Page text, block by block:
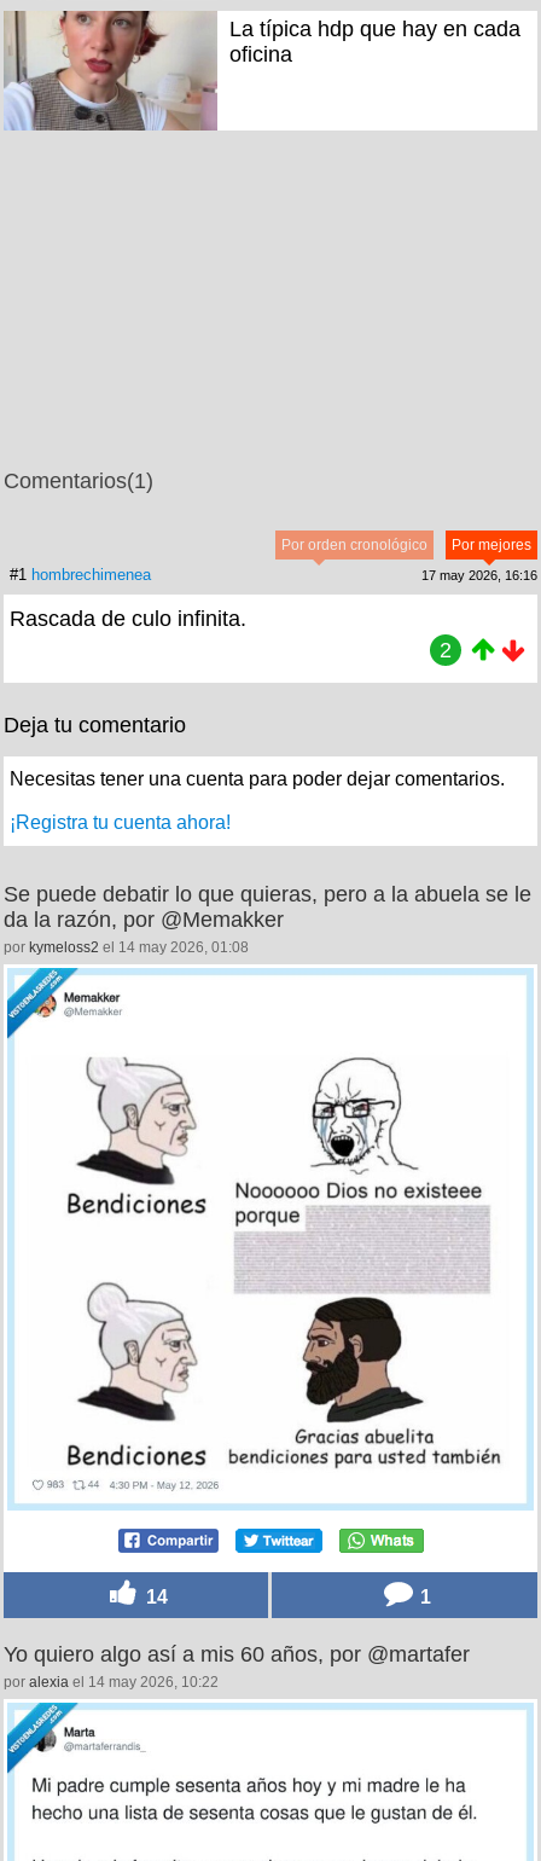
La típica hdp que hay en cada
oficina
Comentarios(1)
Por mejores
Por orden cronológico
#1 hombrechimenea 17 may 2026, 16:16
Rascada de culo infinita.
2
Deja tu comentario
Necesitas tener una cuenta para poder dejar comentarios.
¡Registra tu cuenta ahora!
Se puede debatir lo que quieras, pero a la abuela se le
da la razón, por @Memakker
por kymeloss2 el 14 may 2026, 01:08
14 1
Yo quiero algo así a mis 60 años, por @martafer
por alexia el 14 may 2026, 10:22